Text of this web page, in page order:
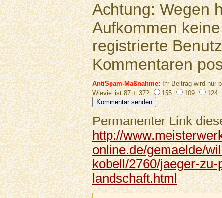
Achtung: Wegen
Aufkommen
registrierte
Kommentaren
AntiSpam-Maßnahme:Ihr Beitrag wird nur
Wieviel ist 87 + 37?
155 109 124
Permanenter Link
http://
online.de/gemaelde/
kobell/2760/jaeger-
landschaft.html